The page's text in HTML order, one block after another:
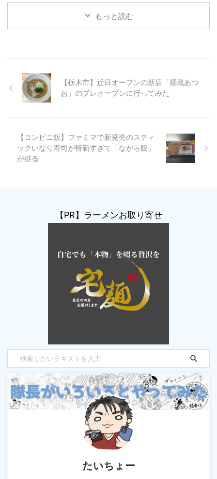
もっと読む
【栃木市】近日オープンの新店「麺蔵あつ
お」のプレオープンに行ってみた
【コンビニ飯】ファミマで新発売のスティ
ックいなり寿司が斬新すぎて「ながら飯」
が捗る
【PR】ラーメンお取り寄せ
たいちょー